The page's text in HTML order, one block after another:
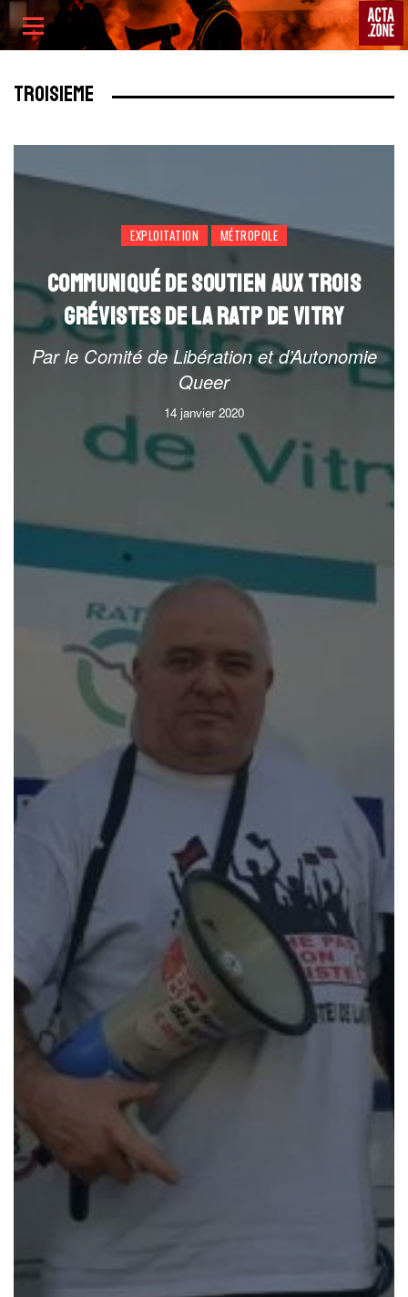
Skip
to
content
Primary
Menu
ACTA
TROISIEME
EXPLOITATION MÉTROPOLE
COMMUNIQUÉ DE SOUTIEN AUX TROIS
GRÉVISTES DE LA RATP DE VITRY
Par le Comité de Libération et d’Autonomie
Queer
14 janvier 2020